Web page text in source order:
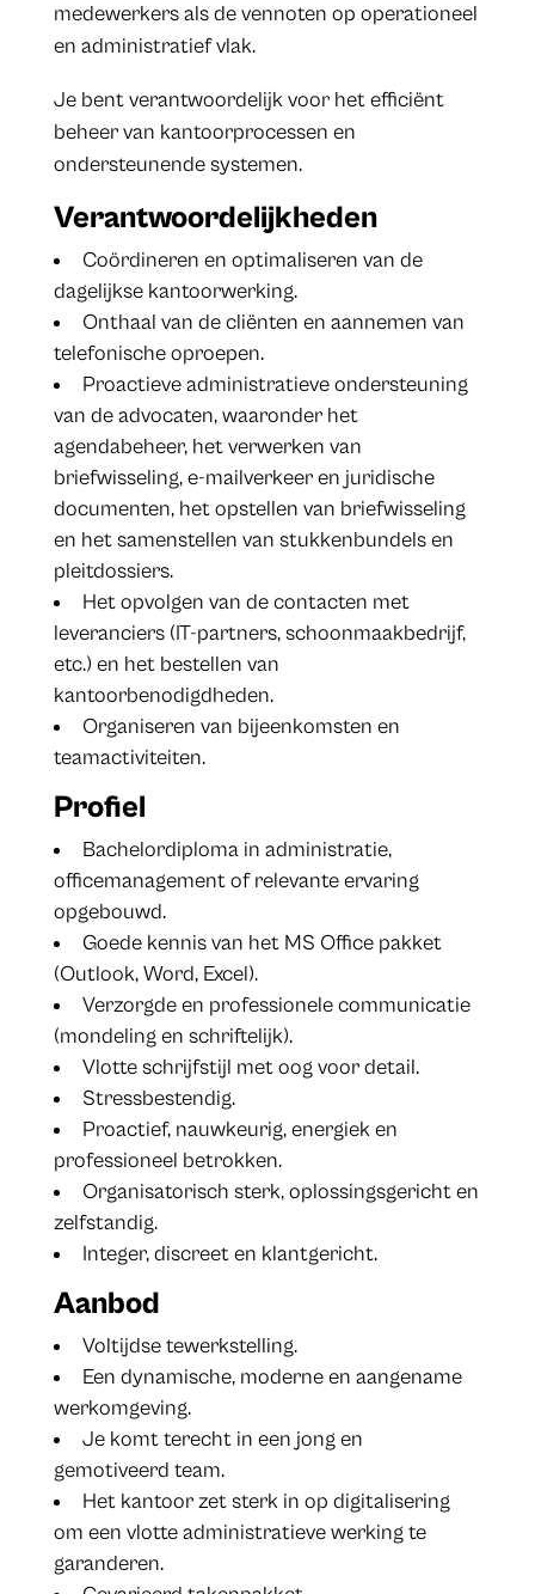
medewerkers als de vennoten op operationeel
en administratief vlak.
Je bent verantwoordelijk voor het efficiënt
beheer van kantoorprocessen en
ondersteunende systemen.
Verantwoordelijkheden
Coördineren en optimaliseren van de
dagelijkse kantoorwerking.
Onthaal van de cliënten en aannemen van
telefonische oproepen.
Proactieve administratieve ondersteuning
van de advocaten, waaronder het
agendabeheer, het verwerken van
briefwisseling, e-mailverkeer en juridische
documenten, het opstellen van briefwisseling
en het samenstellen van stukkenbundels en
pleitdossiers.
Het opvolgen van de contacten met
leveranciers (IT-partners, schoonmaakbedrijf,
etc.) en het bestellen van
kantoorbenodigdheden.
Organiseren van bijeenkomsten en
teamactiviteiten.
Profiel
Bachelordiploma in administratie,
officemanagement of relevante ervaring
opgebouwd.
Goede kennis van het MS Office pakket
(Outlook, Word, Excel).
Verzorgde en professionele communicatie
(mondeling en schriftelijk).
Vlotte schrijfstijl met oog voor detail.
Stressbestendig.
Proactief, nauwkeurig, energiek en
professioneel betrokken.
Organisatorisch sterk, oplossingsgericht en
zelfstandig.
Integer, discreet en klantgericht.
Aanbod
Voltijdse tewerkstelling.
Een dynamische, moderne en aangename
werkomgeving.
Je komt terecht in een jong en
gemotiveerd team.
Het kantoor zet sterk in op digitalisering
om een vlotte administratieve werking te
garanderen.